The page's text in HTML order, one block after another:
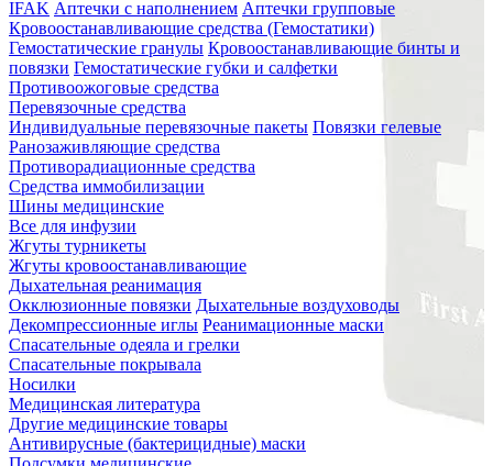
IFAK Аптечки с наполнением Аптечки групповые
Кровоостанавливающие средства (Гемостатики)
Гемостатические гранулы Кровоостанавливающие бинты и
повязки Гемостатические губки и салфетки
Противоожоговые средства
Перевязочные средства
Индивидуальные перевязочные пакеты Повязки гелевые
Ранозаживляющие средства
Противорадиационные средства
Средства иммобилизации
Шины медицинские
Все для инфузии
Жгуты турникеты
Жгуты кровоостанавливающие
Дыхательная реанимация
Окклюзионные повязки Дыхательные воздуховоды
Декомпрессионные иглы Реанимационные маски
Спасательные одеяла и грелки
Спасательные покрывала
Носилки
Медицинская литература
Другие медицинские товары
Антивирусные (бактерицидные) маски